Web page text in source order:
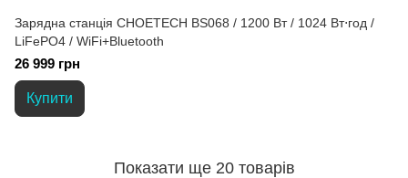
Зарядна станція CHOETECH BS068 / 1200 Вт / 1024 Вт⋅год /
LiFePO4 / WiFi+Bluetooth
26 999 грн
Купити
Показати ще 20 товарів